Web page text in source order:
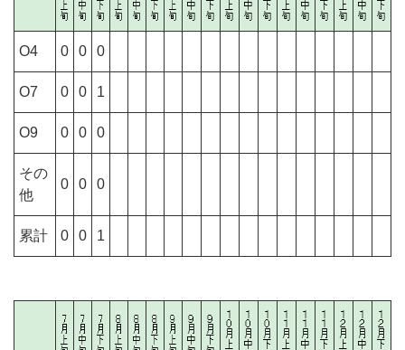
O4 0 0 0
O7 0 0 1
O9 0 0 0
その
他
0 0 0
累計 0 0 1